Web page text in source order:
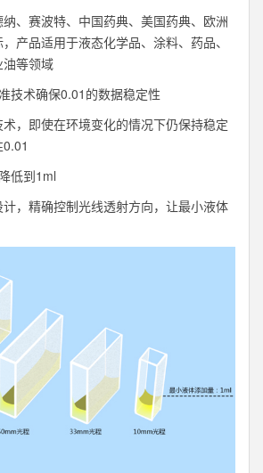
、赛波特、中国药典、美国药典、欧洲
产品适用于液态化学品、涂料、药品、
等领域
技术确保0.01的数据稳定性
，即使在环境变化的情况下仍保持稳定
低到1ml
，精确控制光线透射方向，让最小液体